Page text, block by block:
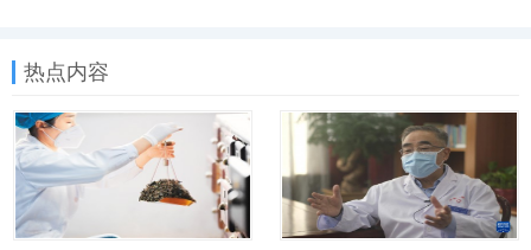
热点内容